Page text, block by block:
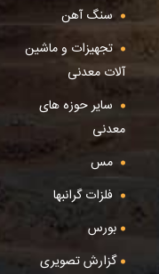
سنگ آهن
تجهیزات و ماشین
آلات معدنی
سایر حوزه های
معدنی
مس
فلزات گرانبها
بورس
گزارش تصویری